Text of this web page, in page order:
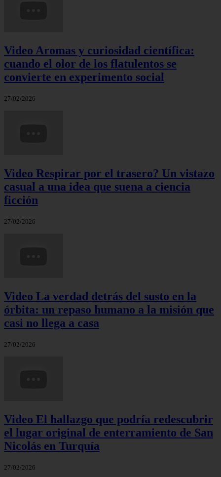
Video Aromas y curiosidad científica:
cuando el olor de los flatulentos se
convierte en experimento social
27/02/2026
Video Respirar por el trasero? Un vistazo
casual a una idea que suena a ciencia
ficción
27/02/2026
Video La verdad detrás del susto en la
órbita: un repaso humano a la misión que
casi no llega a casa
27/02/2026
Video El hallazgo que podría redescubrir
el lugar original de enterramiento de San
Nicolás en Turquía
27/02/2026